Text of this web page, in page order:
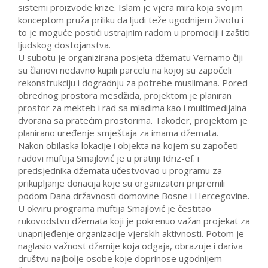
sistemi proizvode krize. Islam je vjera mira koja svojim
konceptom pruža priliku da ljudi teže ugodnijem životu i
to je moguće postići ustrajnim radom u promociji i zaštiti
ljudskog dostojanstva.
U subotu je organizirana posjeta džematu Vernamo čiji
su članovi nedavno kupili parcelu na kojoj su započeli
rekonstrukciju i dogradnju za potrebe muslimana. Pored
obrednog prostora mesdžida, projektom je planiran
prostor za mekteb i rad sa mladima kao i multimedijalna
dvorana sa pratećim prostorima. Također, projektom je
planirano uređenje smještaja za imama džemata.
Nakon obilaska lokacije i objekta na kojem su započeti
radovi muftija Smajlović je u pratnji Idriz-ef. i
predsjednika džemata učestvovao u programu za
prikupljanje donacija koje su organizatori pripremili
podom Dana državnosti domovine Bosne i Hercegovine.
U okviru programa muftija Smajlović je čestitao
rukovodstvu džemata koji je pokrenuo važan projekat za
unaprijeđenje organizacije vjerskih aktivnosti. Potom je
naglasio važnost džamije koja odgaja, obrazuje i dariva
društvu najbolje osobe koje doprinose ugodnijem